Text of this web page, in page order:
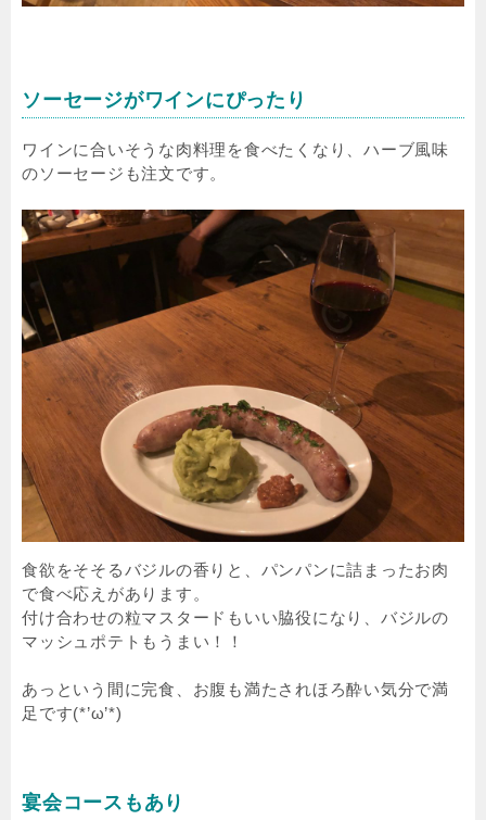
ソーセージがワインにぴったり
ワインに合いそうな肉料理を食べたくなり、ハーブ風味
のソーセージも注文です。
食欲をそそるバジルの香りと、パンパンに詰まったお肉
で食べ応えがあります。
付け合わせの粒マスタードもいい脇役になり、バジルの
マッシュポテトもうまい！！
あっという間に完食、お腹も満たされほろ酔い気分で満
足です(*’ω’*)
宴会コースもあり